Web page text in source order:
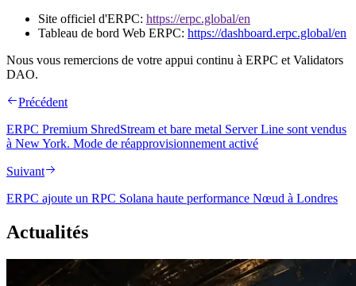
Site officiel d'ERPC: https://erpc.global/en
Tableau de bord Web ERPC: https://dashboard.erpc.global/en
Nous vous remercions de votre appui continu à ERPC et Validators
DAO.
Précédent
ERPC Premium ShredStream et bare metal Server Line sont vendus
à New York. Mode de réapprovisionnement activé
Suivant
ERPC ajoute un RPC Solana haute performance Nœud à Londres
Actualités